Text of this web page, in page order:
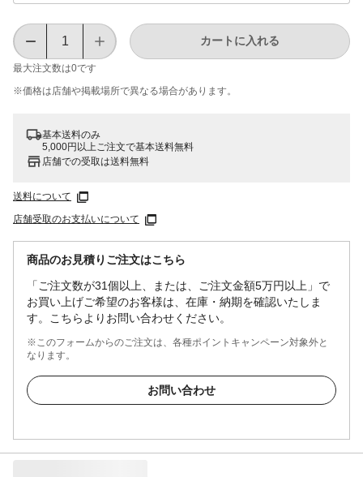
最大注文数は0です
カートに入れる
※価格は​店舗や​掲載場所で​異なる​場合が​あります。
基本送料のみ
5,000円以上ご注文で基本送料無料
店舗での受取は送料無料
送料について
店舗受取のお支払いについて
商品のお見積りご注文はこちら
「ご注文数が31個以上、または、ご注文金額5万円以上」で
お買い上げご希望のお客様は、在庫・納期を確認いたしま
す。こちらよりお問い合わせください。
※このフォームからのご注文は、各種ポイントキャンペーン対象外と
なります。
お問い合わせ